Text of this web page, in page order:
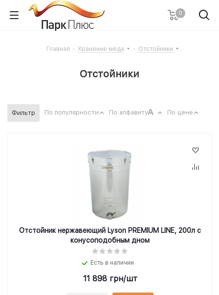
0
Главная - Хранение мёда - Отстойники
Отстойники
Фильтр По популярности По алфавиту По цене
Отстойник нержавеющий Lyson PREMIUM LINE, 200л с
конусоподобным дном
Есть в наличии
11 898грн/шт